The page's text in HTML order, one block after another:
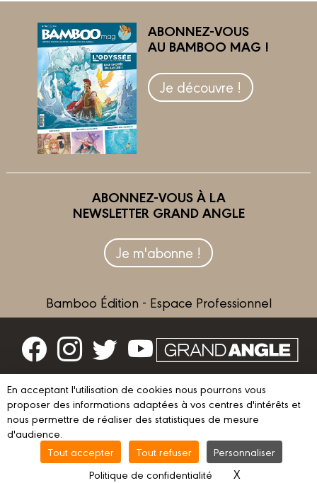
ABONNEZ-VOUS
AU BAMBOO MAG !
Je découvre !
ABONNEZ-VOUS À LA
NEWSLETTER GRAND ANGLE
Je m'abonne !
Bamboo Édition - Espace Professionnel
Contactez-nous
Devenir partenaire
© 2023 GRAND ANGLE Mentions légales
Conditions d’utilisation
Vie privée
Gestion des cookies
En acceptant l'utilisation de cookies nous pourrons vous
proposer des informations adaptées à vos centres d'intérêts et
nous permettre de réaliser des statistiques de mesure
d'audience.
Tout accepter
Tout refuser
Personnaliser
Politique de confidentialité
X